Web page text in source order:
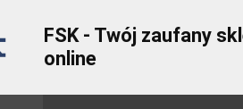
FSK - Twój zaufany
online